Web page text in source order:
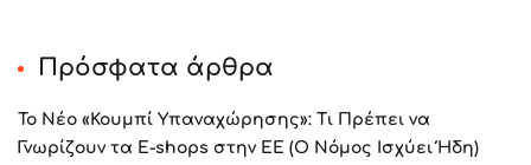
Πρόσφατα άρθρα
Το Νέο «Κουμπί Υπαναχώρησης»: Τι Πρέπει να
Γνωρίζουν τα E-shops στην ΕΕ (Ο Νόμος Ισχύει Ήδη)